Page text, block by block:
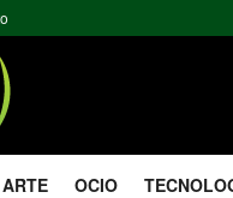
ARTE OCIO